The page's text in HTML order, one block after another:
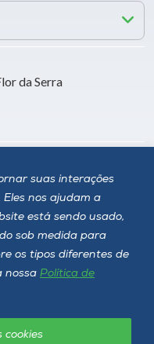
suas interações
nos ajudam a
está sendo usado,
sob medida para
os tipos diferentes de
nossa Política de
da Serra